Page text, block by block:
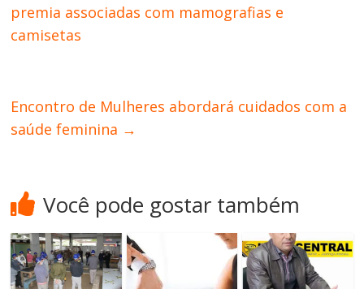
premia associadas com mamografias e
camisetas
Encontro de Mulheres abordará cuidados com a
saúde feminina →
Você pode gostar também